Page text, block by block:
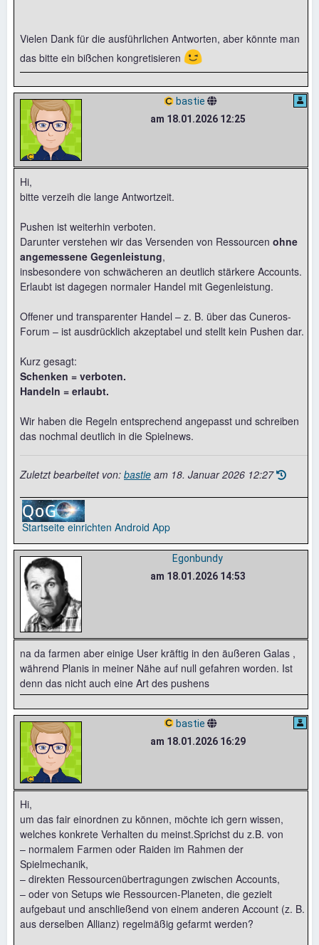
Vielen Dank für die ausführlichen Antworten, aber könnte man
das bitte ein bißchen kongretisieren 😉
bastie
am 18.01.2026 12:25
Hi,
bitte verzeih die lange Antwortzeit.
Pushen ist weiterhin verboten.
Darunter verstehen wir das Versenden von Ressourcen ohne
angemessene Gegenleistung,
insbesondere von schwächeren an deutlich stärkere Accounts.
Erlaubt ist dagegen normaler Handel mit Gegenleistung.
Offener und transparenter Handel – z. B. über das Cuneros-
Forum – ist ausdrücklich akzeptabel und stellt kein Pushen dar.
Kurz gesagt:
Schenken = verboten.
Handeln = erlaubt.
Wir haben die Regeln entsprechend angepasst und schreiben
das nochmal deutlich in die Spielnews.
Zuletzt bearbeitet von: bastie am 18. Januar 2026 12:27
Startseite einrichten Android App
Egonbundy
am 18.01.2026 14:53
na da farmen aber einige User kräftig in den äußeren Galas ,
während Planis in meiner Nähe auf null gefahren worden. Ist
denn das nicht auch eine Art des pushens
bastie
am 18.01.2026 16:29
Hi,
um das fair einordnen zu können, möchte ich gern wissen,
welches konkrete Verhalten du meinst.Sprichst du z.B. von
– normalem Farmen oder Raiden im Rahmen der
Spielmechanik,
– direkten Ressourcenübertragungen zwischen Accounts,
– oder von Setups wie Ressourcen-Planeten, die gezielt
aufgebaut und anschließend von einem anderen Account (z. B.
aus derselben Allianz) regelmäßig gefarmt werden?